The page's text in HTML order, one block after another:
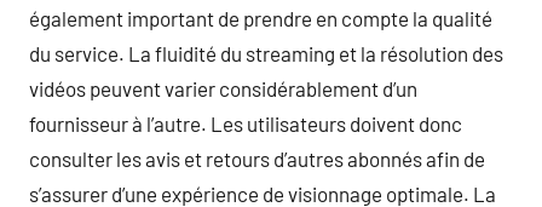
également important de prendre en compte la qualité
du service. La fluidité du streaming et la résolution des
vidéos peuvent varier considérablement d’un
fournisseur à l’autre. Les utilisateurs doivent donc
consulter les avis et retours d’autres abonnés afin de
s’assurer d’une expérience de visionnage optimale. La